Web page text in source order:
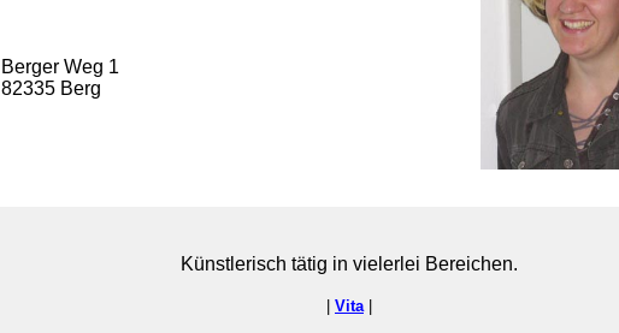
Berger Weg 1
82335 Berg
Künstlerisch tätig in vielerlei Bereichen.
Vita|